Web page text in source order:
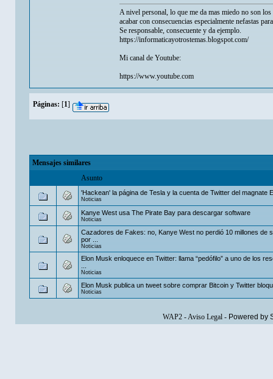
A nivel personal, lo que me da mas miedo no son
acabar con consecuencias especialmente nefastas
Se responsable, consecuente y da ejemplo.
https://informaticayotrostemas.blogspot.com/
Mi canal de Youtube:
https://www.youtube.com
Páginas: [1]
Mensajes similares
Asunto
'Hackean' la página de Tesla y la cuenta de Twitter del magnate
Noticias
Kanye West usa The Pirate Bay para descargar software
Noticias
Cazadores de Fakes: no, Kanye West no perdió 10 millones de
por ...
Noticias
Elon Musk enloquece en Twitter: llama “pedófilo” a uno de los
...
Noticias
Elon Musk publica un tweet sobre comprar Bitcoin y Twitter
Noticias
WAP2-Aviso Legal- Powered by